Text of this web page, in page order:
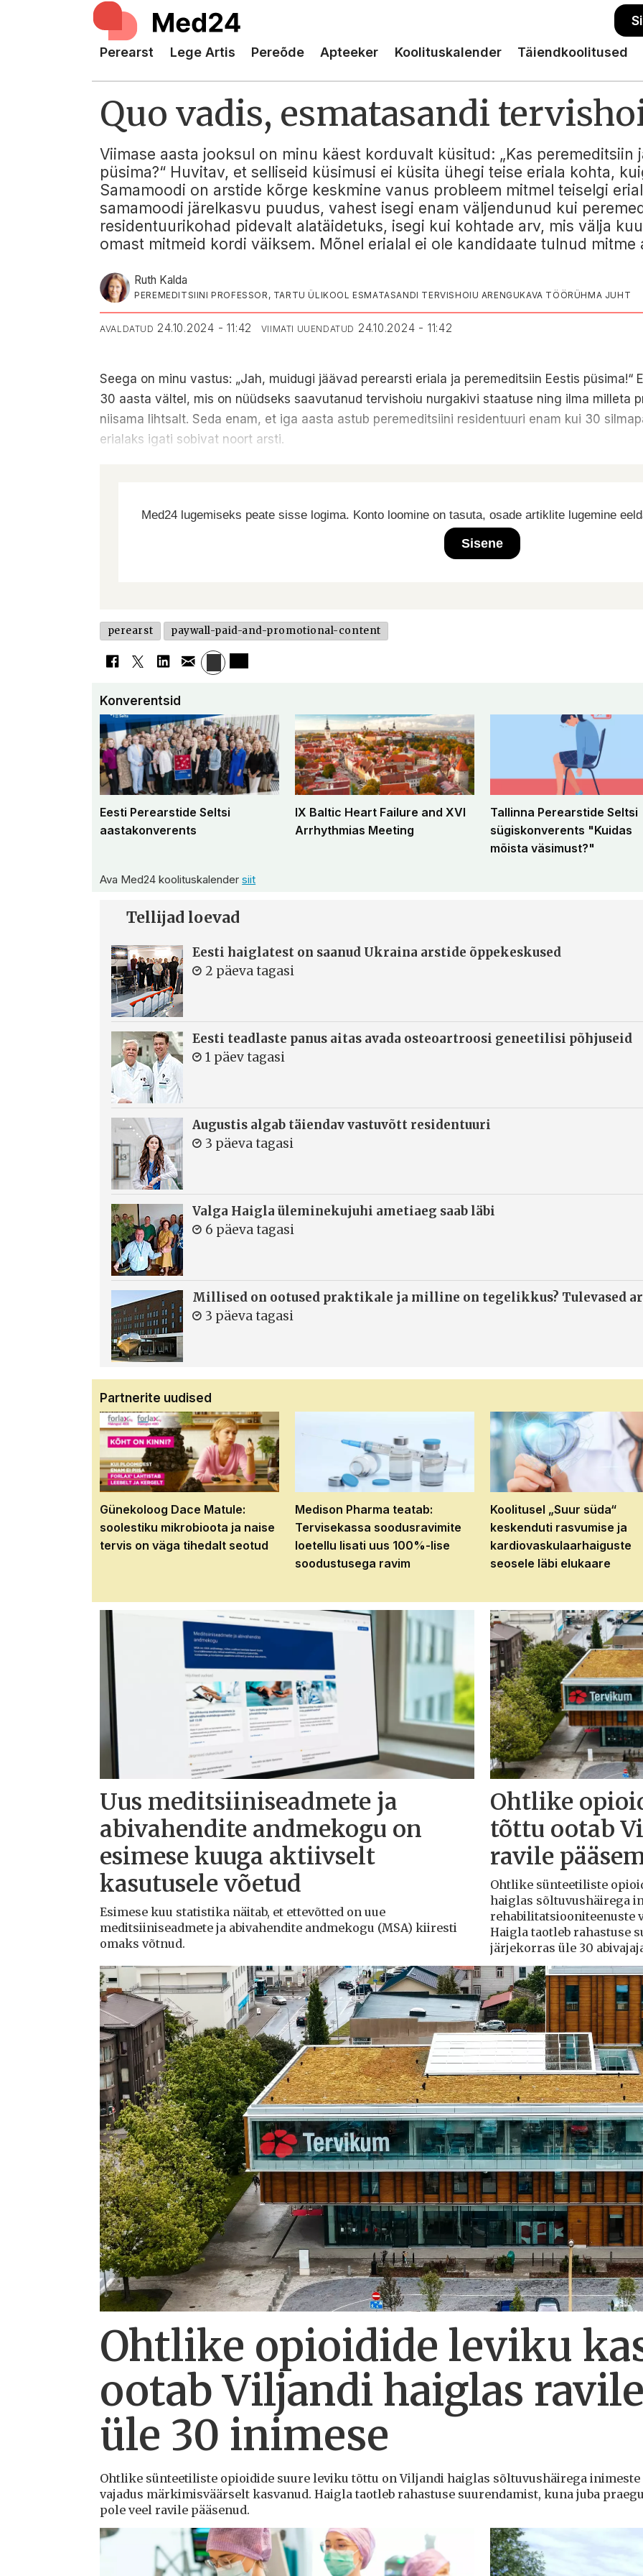
Perearst Lege Artis Pereõde Apteeker Koolituskalender Täiendkoolitused
Quo vadis, esmatasandi
Viimase aasta jooksul on minu käest korduvalt küsitud: „Kas peremeditsiin
püsima?“ Huvitav, et selliseid küsimusi ei küsita ühegi teise eriala kohta,
Samamoodi on arstide kõrge keskmine vanus probleem mitmel teiselgi
samamoodi järelkasvu puudus, vahest isegi enam väljendunud kui
residentuurikohad pidevalt alatäidetuks, isegi kui kohtade arv, mis välja
omast mitmeid kordi väiksem. Mõnel erialal ei ole kandidaate tulnud mitme
Ruth Kalda
PEREMEDITSIINI PROFESSOR, TARTU ÜLIKOOL ESMATASANDI TERVISHOIU ARENGUKAVA TÖÖRÜHMA JUHT
AVALDATUD 24.10.2024 - 11:42 VIIMATI UUENDATUD 24.10.2024 - 11:42
Seega on minu vastus: „Jah, muidugi jäävad perearsti eriala ja peremeditsiin Eestis püsima!“
30 aasta vältel, mis on nüüdseks saavutanud tervishoiu nurgakivi staatuse ning ilma milleta
niisama lihtsalt. Seda enam, et iga aasta astub peremeditsiini residentuuri enam kui 30
erialaks igati sobivat noort arsti.
Med24 lugemiseks peate sisse logima. Konto loomine on tasuta, osade artiklite lugemine
Sisene
perearst paywall-paid-and-promotional-content
Konverentsid
Eesti Perearstide Seltsi
aastakonverents
IX Baltic Heart Failure and XVI
Arrhythmias Meeting
Tallinna Perearstide Seltsi
sügiskonverents "Kuidas
mõista väsimust?"
Ava Med24 koolituskalendersiit
Tellijad loevad
Eesti haiglatest on saanud Ukraina arstide õppekeskused
2 päeva tagasi
Eesti teadlaste panus aitas avada osteoartroosi geneetilisi põhjuseid
1 päev tagasi
Augustis algab täiendav vastuvõtt residentuuri
3 päeva tagasi
Valga Haigla üleminekujuhi ametiaeg saab läbi
6 päeva tagasi
Millised on ootused praktikale ja milline on tegelikkus? Tulevased
3 päeva tagasi
Partnerite uudised
Günekoloog Dace Matule:
soolestiku mikrobioota ja naise
tervis on väga tihedalt seotud
Medison Pharma teatab:
Tervisekassa soodusravimite
loetellu lisati uus 100%-lise
soodustusega ravim
Koolitusel „Suur süda“
keskenduti rasvumise ja
kardiovaskulaarhaiguste
seosele läbi elukaare
Uus meditsiiniseadmete ja
abivahendite andmekogu on
esimese kuuga aktiivselt
kasutusele võetud
Esimese kuu statistika näitab, et ettevõtted on uue
meditsiiniseadmete ja abivahendite andmekogu (MSA) kiiresti
omaks võtnud.
Ohtlike
tõttu ootab
ravile
Ohtlike sünteetiliste
haiglas sõltuvushäirega
rehabilitatsiooniteenuste
Haigla taotleb rahastuse
järjekorras üle 30
Ohtlike opioidide leviku
ootab Viljandi haiglas
üle 30 inimese
Ohtlike sünteetiliste opioidide suure leviku tõttu on Viljandi haiglas sõltuvushäirega
vajadus märkimisväärselt kasvanud. Haigla taotleb rahastuse suurendamist, kuna juba
pole veel ravile pääsenud.